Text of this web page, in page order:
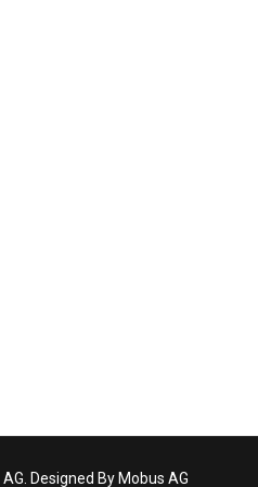
Designed By Mobus AG